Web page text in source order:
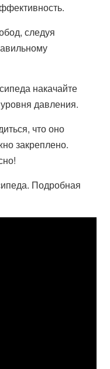
следуя
накачайте
давления.
что оно
закреплено.
Подробная